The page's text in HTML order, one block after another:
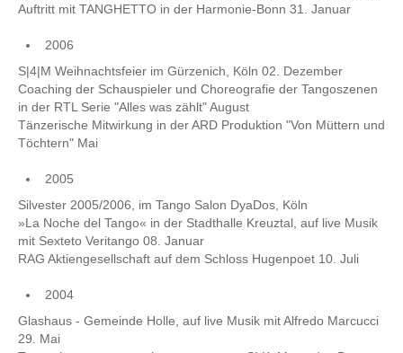
Auftritt mit TANGHETTO in der Harmonie-Bonn 31. Januar
2006
S|4|M Weihnachtsfeier im Gürzenich, Köln 02. Dezember
Coaching der Schauspieler und Choreografie der Tangoszenen
in der RTL Serie "Alles was zählt" August
Tänzerische Mitwirkung in der ARD Produktion "Von Müttern und
Töchtern" Mai
2005
Silvester 2005/2006, im Tango Salon DyaDos, Köln
»La Noche del Tango« in der Stadthalle Kreuztal, auf live Musik
mit Sexteto Veritango 08. Januar
RAG Aktiengesellschaft auf dem Schloss Hugenpoet 10. Juli
2004
Glashaus - Gemeinde Holle, auf live Musik mit Alfredo Marcucci
29. Mai